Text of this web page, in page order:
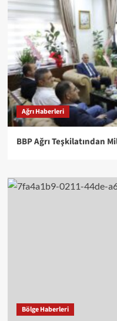
Ağrı Haberleri
BBP Ağrı Teşkilatından
Bölge Haberleri